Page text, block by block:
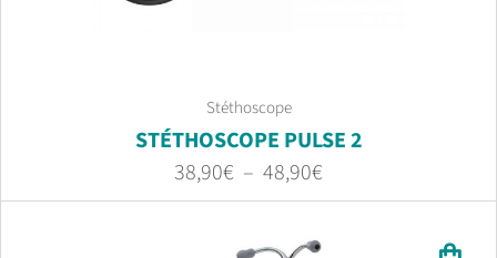
Stéthoscope
STÉTHOSCOPE PULSE 2
38,90€ – 48,90€